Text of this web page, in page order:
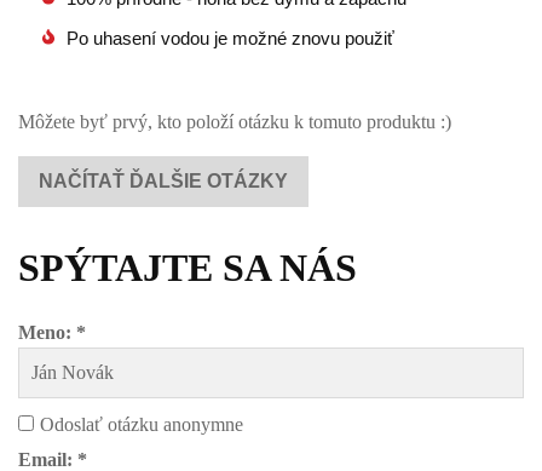
Po uhasení vodou je možné znovu použiť
Môžete byť prvý, kto položí otázku k tomuto produktu :)
NAČÍTAŤ ĎALŠIE OTÁZKY
SPÝTAJTE SA NÁS
Meno: *
Odoslať otázku anonymne
Email: *